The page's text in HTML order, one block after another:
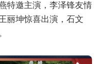
特邀主演，李泽锋友情
丽坤惊喜出演，石文